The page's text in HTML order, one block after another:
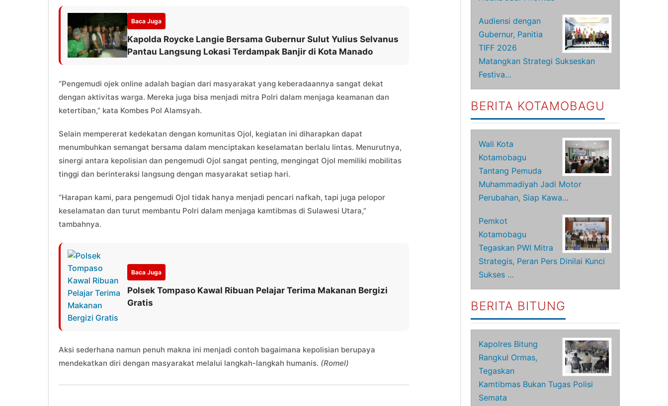
Baca Juga
Kapolda Roycke Langie Bersama Gubernur Sulut Yulius Selvanus
Pantau Langsung Lokasi Terdampak Banjir di Kota Manado
“Pengemudi ojek online adalah bagian dari masyarakat yang keberadaannya sangat dekat
dengan aktivitas warga. Mereka juga bisa menjadi mitra Polri dalam menjaga keamanan dan
ketertiban,” kata Kombes Pol Alamsyah.
Selain mempererat kedekatan dengan komunitas Ojol, kegiatan ini diharapkan dapat
menumbuhkan semangat bersama dalam menciptakan keselamatan berlalu lintas. Menurutnya,
sinergi antara kepolisian dan pengemudi Ojol sangat penting, mengingat Ojol memiliki mobilitas
tinggi dan berinteraksi langsung dengan masyarakat setiap hari.
“Harapan kami, para pengemudi Ojol tidak hanya menjadi pencari nafkah, tapi juga pelopor
keselamatan dan turut membantu Polri dalam menjaga kamtibmas di Sulawesi Utara,”
tambahnya.
Baca Juga
Polsek Tompaso Kawal Ribuan Pelajar Terima Makanan Bergizi
Gratis
Aksi sederhana namun penuh makna ini menjadi contoh bagaimana kepolisian berupaya
mendekatkan diri dengan masyarakat melalui langkah-langkah humanis. (Romel)
Audiensi dengan
Gubernur, Panitia
TIFF 2026
Matangkan Strategi Sukseskan
Festiva…
BERITA KOTAMOBAGU
Wali Kota
Kotamobagu
Tantang Pemuda
Muhammadiyah Jadi Motor
Perubahan, Siap Kawa…
Pemkot
Kotamobagu
Tegaskan PWI Mitra
Strategis, Peran Pers Dinilai Kunci
Sukses …
BERITA BITUNG
Kapolres Bitung
Rangkul Ormas,
Tegaskan
Kamtibmas Bukan Tugas Polisi
Semata